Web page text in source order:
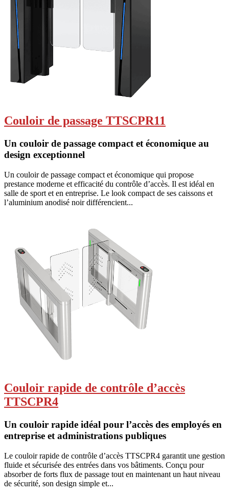
Couloir de passage TTSCPR11
Un couloir de passage compact et économique au
design exceptionnel
Un couloir de passage compact et économique qui propose
prestance moderne et efficacité du contrôle d’accès. Il est idéal en
salle de sport et en entreprise. Le look compact de ses caissons et
l’aluminium anodisé noir différencient...
Couloir rapide de contrôle d’accès
TTSCPR4
Un couloir rapide idéal pour l’accès des employés en
entreprise et administrations publiques
Le couloir rapide de contrôle d’accès TTSCPR4 garantit une gestion
fluide et sécurisée des entrées dans vos bâtiments. Conçu pour
absorber de forts flux de passage tout en maintenant un haut niveau
de sécurité, son design simple et...